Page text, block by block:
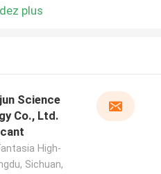
plus
Science
Co., Ltd.
High-
Sichuan,